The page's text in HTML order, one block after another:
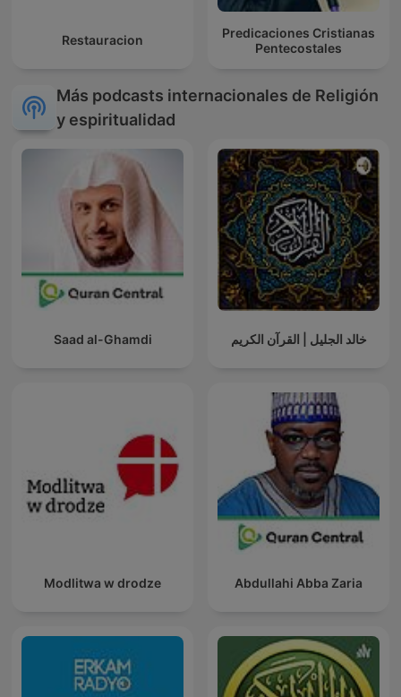
Restauracion
Predicaciones Cristianas
Pentecostales
Más podcasts internacionales de Religión
y espiritualidad
Saad al-Ghamdi خالد الجليل | القرآن الكريم
Modlitwa w drodze Abdullahi Abba Zaria